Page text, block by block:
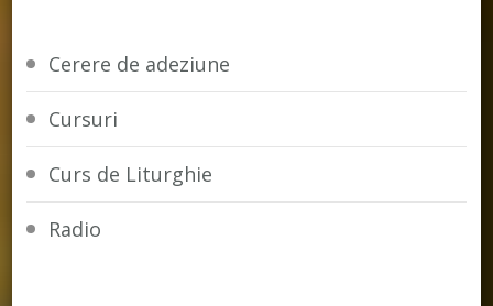
Cerere de adeziune
Cursuri
Curs de Liturghie
Radio